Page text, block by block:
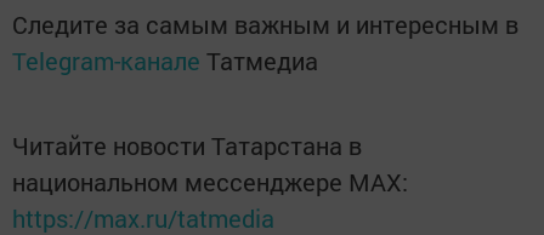
Следите за самым важным и интересным в
Telegram-канале Татмедиа
Читайте новости Татарстана в
национальном мессенджере MАХ:
https://max.ru/tatmedia